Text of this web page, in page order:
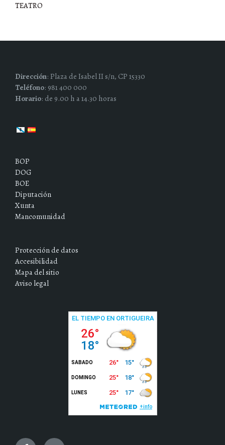
TEATRO
Dirección: Plaza de Isabel II s/n, CP 15330
Teléfono: 981 400 000
Horario: de 9.00 h a 14.30 horas
BOP
DOG
BOE
Diputación
Xunta
Mancomunidad
Protección de datos
Accesibilidad
Mapa del sitio
Aviso legal